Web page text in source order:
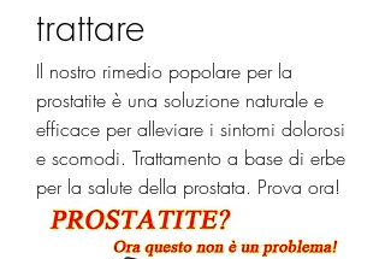
trattare
Il nostro rimedio popolare per la
prostatite è una soluzione naturale e
efficace per alleviare i sintomi dolorosi
e scomodi. Trattamento a base di erbe
per la salute della prostata. Prova ora!